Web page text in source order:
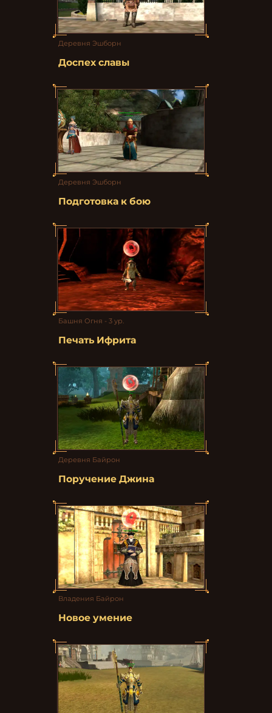
Деревня Эшборн
Доспех славы
Деревня Эшборн
Подготовка к бою
Башня Огня - 3 ур.
Печать Ифрита
Деревня Байрон
Поручение Джина
Владения Байрон
Новое умение